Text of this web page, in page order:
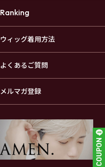
Ranking
ウィッグ着用方法
よくあるご質問
メルマガ登録